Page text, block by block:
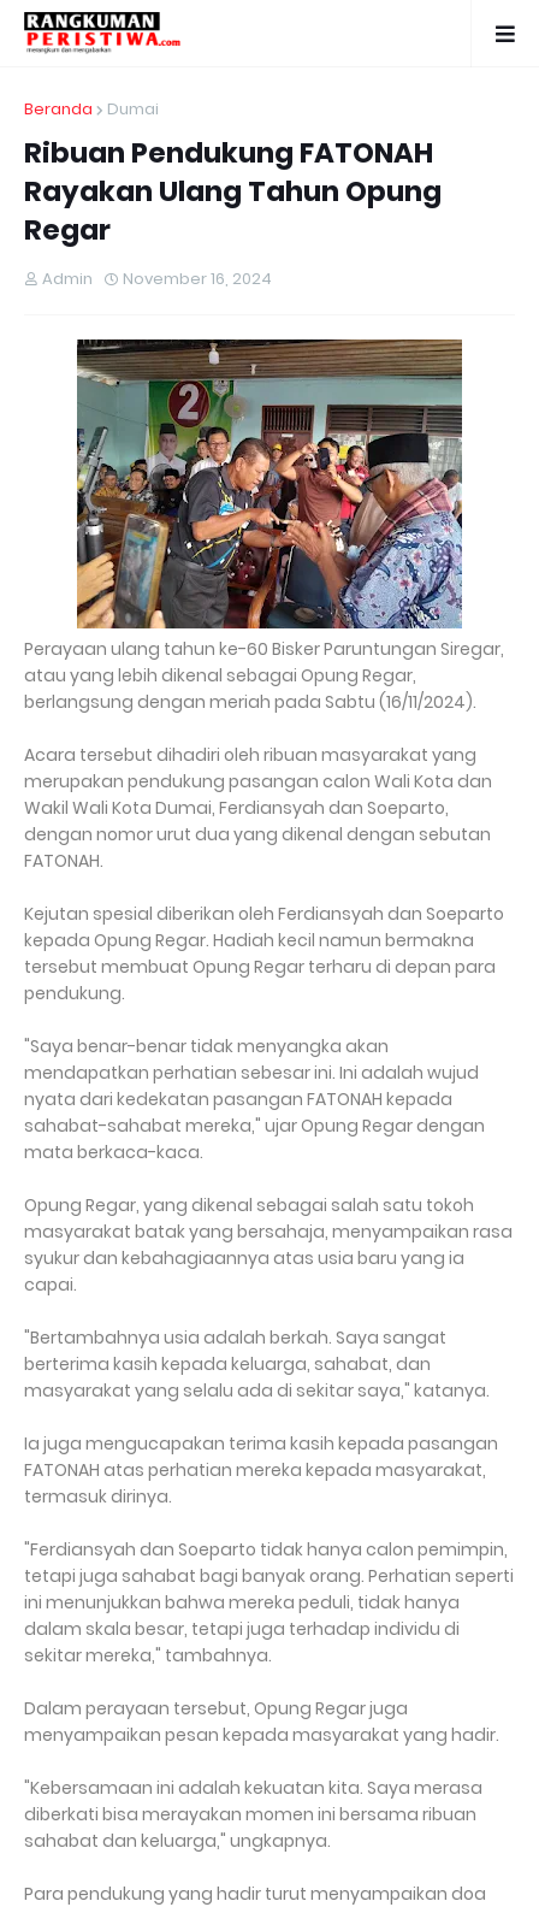
Beranda Dumai
Ribuan Pendukung FATONAH
Rayakan Ulang Tahun Opung
Regar
Admin November 16, 2024
Perayaan ulang tahun ke-60 Bisker Paruntungan Siregar,
atau yang lebih dikenal sebagai Opung Regar,
berlangsung dengan meriah pada Sabtu (16/11/2024).
Acara tersebut dihadiri oleh ribuan masyarakat yang
merupakan pendukung pasangan calon Wali Kota dan
Wakil Wali Kota Dumai, Ferdiansyah dan Soeparto,
dengan nomor urut dua yang dikenal dengan sebutan
FATONAH.
Kejutan spesial diberikan oleh Ferdiansyah dan Soeparto
kepada Opung Regar. Hadiah kecil namun bermakna
tersebut membuat Opung Regar terharu di depan para
pendukung.
"Saya benar-benar tidak menyangka akan
mendapatkan perhatian sebesar ini. Ini adalah wujud
nyata dari kedekatan pasangan FATONAH kepada
sahabat-sahabat mereka," ujar Opung Regar dengan
mata berkaca-kaca.
Opung Regar, yang dikenal sebagai salah satu tokoh
masyarakat batak yang bersahaja, menyampaikan rasa
syukur dan kebahagiaannya atas usia baru yang ia
capai.
"Bertambahnya usia adalah berkah. Saya sangat
berterima kasih kepada keluarga, sahabat, dan
masyarakat yang selalu ada di sekitar saya," katanya.
Ia juga mengucapakan terima kasih kepada pasangan
FATONAH atas perhatian mereka kepada masyarakat,
termasuk dirinya.
"Ferdiansyah dan Soeparto tidak hanya calon pemimpin,
tetapi juga sahabat bagi banyak orang. Perhatian seperti
ini menunjukkan bahwa mereka peduli, tidak hanya
dalam skala besar, tetapi juga terhadap individu di
sekitar mereka," tambahnya.
Dalam perayaan tersebut, Opung Regar juga
menyampaikan pesan kepada masyarakat yang hadir.
"Kebersamaan ini adalah kekuatan kita. Saya merasa
diberkati bisa merayakan momen ini bersama ribuan
sahabat dan keluarga," ungkapnya.
Para pendukung yang hadir turut menyampaikan doa